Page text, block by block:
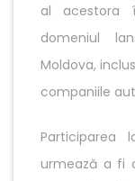
al acestora
domeniul
Moldova,
companiile
Participarea
urmează a fi